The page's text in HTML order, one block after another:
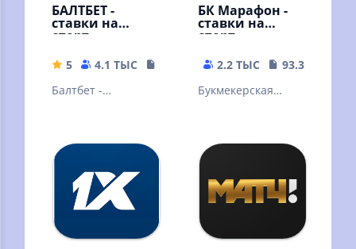
БАЛТБЕТ -
ставки на
спорт
5 4.1 ТЫС
Балтбет -
спорт онлайн
БК Марафон -
ставки на
спорт
2.2 ТЫС
93.32 MB
Букмекерская